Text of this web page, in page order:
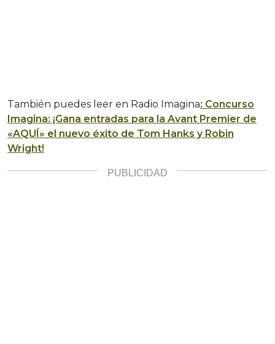
También puedes leer en Radio Imagina: Concurso
Imagina: ¡Gana entradas para la Avant Premier de
«AQUÍ» el nuevo éxito de Tom Hanks y Robin
Wright!